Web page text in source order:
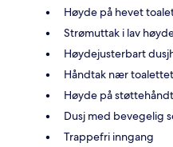
Høyde på hevet
Strømuttak i lav
Høydejusterbart
Håndtak nær toalettet
Høyde på
Dusj med bevegelig
Trappefri inngang